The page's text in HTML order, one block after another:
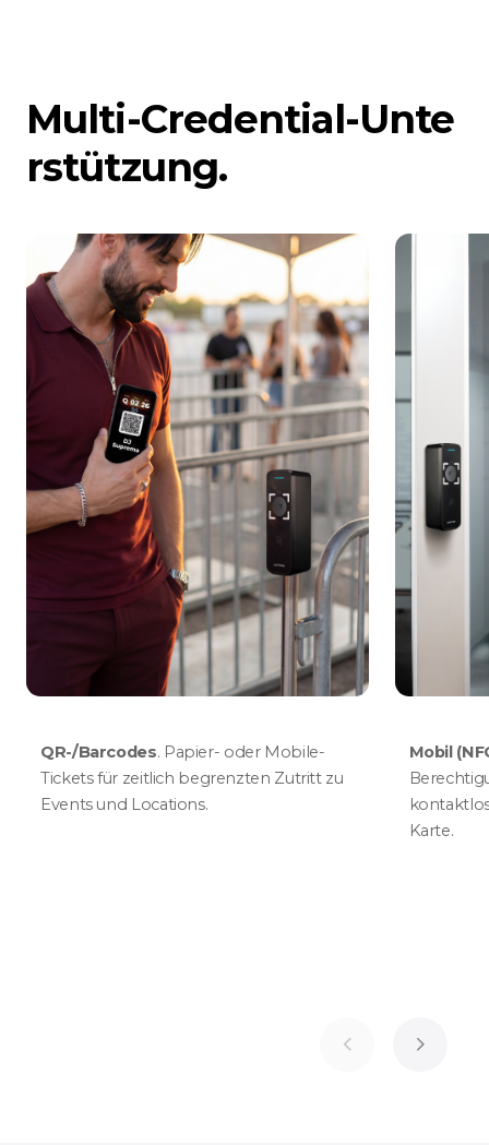
Multi-Credential-Unte
rstützung.
QR-/Barcodes. Papier- oder Mobile-
Tickets für zeitlich begrenzten Zutritt zu
Events und Locations.
Mobil
Karte.